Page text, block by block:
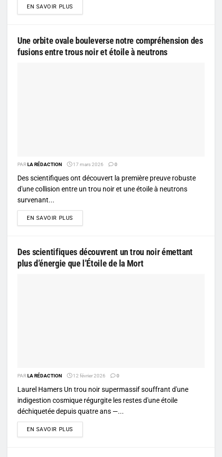
EN SAVOIR PLUS
Une orbite ovale bouleverse notre compréhension des
fusions entre trous noir et étoile à neutrons
PARLA RÉDACTION 17 mars 2026 0
Des scientifiques ont découvert la première preuve robuste
d'une collision entre un trou noir et une étoile à neutrons
survenant...
EN SAVOIR PLUS
Des scientifiques découvrent un trou noir émettant
plus d’énergie que l’Étoile de la Mort
PARLA RÉDACTION 12 février 2026 0
Laurel Hamers Un trou noir supermassif souffrant d'une
indigestion cosmique régurgite les restes d'une étoile
déchiquetée depuis quatre ans —...
EN SAVOIR PLUS